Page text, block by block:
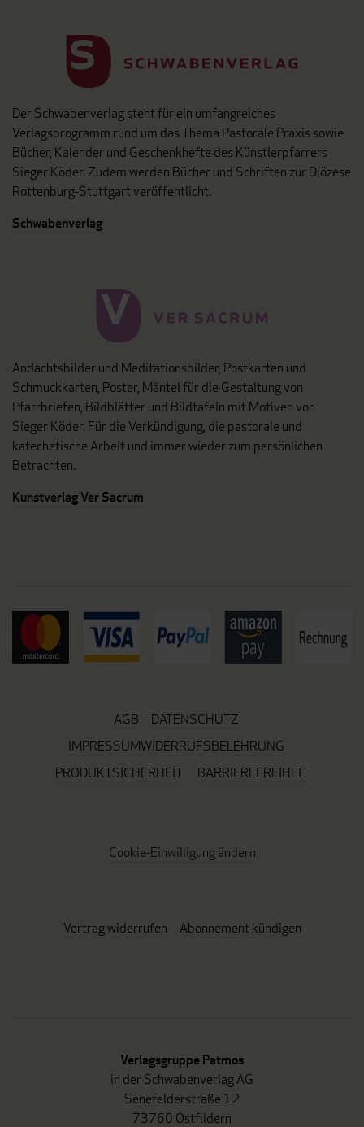
Der Schwabenverlag steht für ein umfangreiches
Verlagsprogramm rund um das Thema Pastorale Praxis sowie
Bücher, Kalender und Geschenkhefte des Künstlerpfarrers
Sieger Köder. Zudem werden Bücher und Schriften zur Diözese
Rottenburg-Stuttgart veröffentlicht.
Schwabenverlag
Andachtsbilder und Meditationsbilder, Postkarten und
Schmuckkarten, Poster, Mäntel für die Gestaltung von
Pfarrbriefen, Bildblätter und Bildtafeln mit Motiven von
Sieger Köder. Für die Verkündigung, die pastorale und
katechetische Arbeit und immer wieder zum persönlichen
Betrachten.
Kunstverlag Ver Sacrum
AGB
DATENSCHUTZ
IMPRESSUMWIDERRUFSBELEHRUNG
PRODUKTSICHERHEIT
BARRIEREFREIHEIT
Cookie-Einwilligung ändern
Vertrag widerrufen Abonnement kündigen
Verlagsgruppe Patmos
in der Schwabenverlag AG
Senefelderstraße 12
73760 Ostfildern